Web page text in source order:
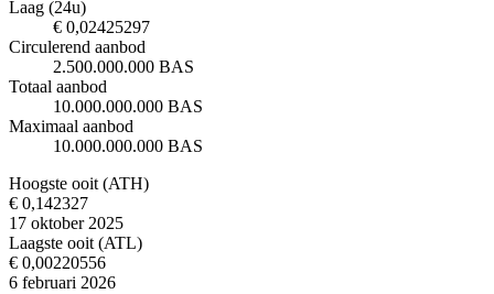
Laag (24u)
€ 0,02425297
Circulerend aanbod
2.500.000.000 BAS
Totaal aanbod
10.000.000.000 BAS
Maximaal aanbod
10.000.000.000 BAS
Hoogste ooit (ATH)
€ 0,142327
17 oktober 2025
Laagste ooit (ATL)
€ 0,00220556
6 februari 2026